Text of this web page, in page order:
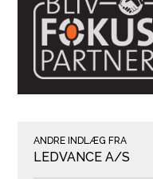
ANDRE INDLÆG FRA
LEDVANCE A/S